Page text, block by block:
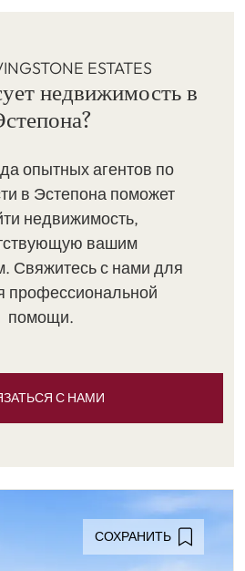
ESTATES
недвижимость в
опытных агентов по
в Эстепона поможет
недвижимость,
вашим
Свяжитесь с нами для
профессиональной
помощи.
С НАМИ
СОХРАНИТЬ